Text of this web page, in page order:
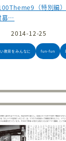
（特別編
募…
2014-12-25
教育をみんなに fun-fun